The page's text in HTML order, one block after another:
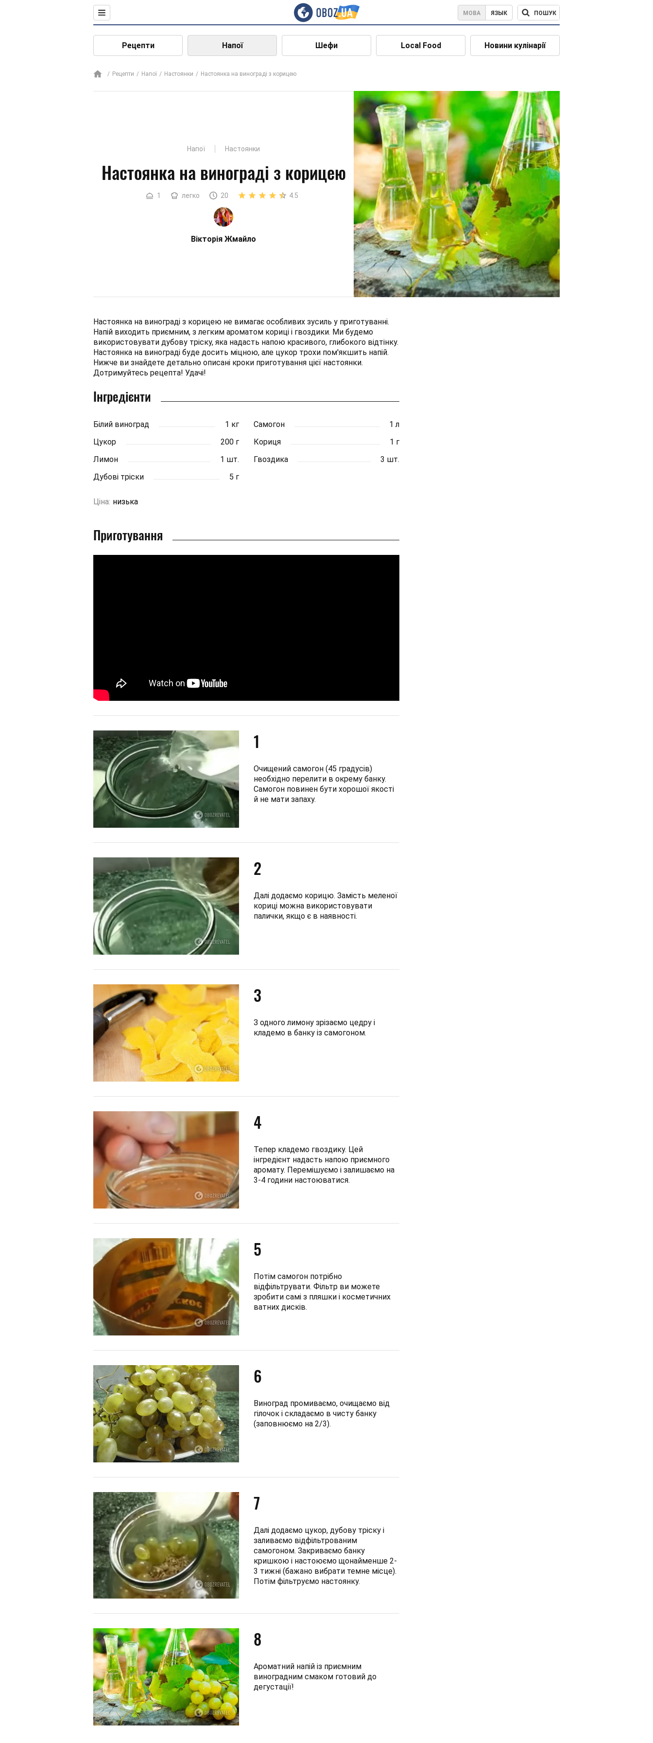
МОВА ЯЗЫК ПОШУК
Рецепти Напої Шефи Local Food Новини кулінарії
Рецепти Напої Настоянки Настоянка на винограді з корицею
Напої Настоянки
Настоянка на винограді з корицею
1 легко 20 4.5
Вікторія Жмайло
Настоянка на винограді з корицею не вимагає особливих зусиль у приготуванні.
Напій виходить приємним, з легким ароматом кориці і гвоздики. Ми будемо
використовувати дубову тріску, яка надасть напою красивого, глибокого відтінку.
Настоянка на винограді буде досить міцною, але цукор трохи пом'якшить напій.
Нижче ви знайдете детально описані кроки приготування цієї настоянки.
Дотримуйтесь рецепта! Удачі!
Інгредієнти
Білий виноград 1 кг Самогон
1 л
Цукор
200 г Кориця
1 г
Лимон
1 шт. Гвоздика
3 шт.
Дубові тріски
5 г
Ціна: низька
Приготування
1
Очищений самогон (45 градусів)
необхідно перелити в окрему банку.
Самогон повинен бути хорошої якості
й не мати запаху.
2
Далі додаємо корицю. Замість меленої
кориці можна використовувати
палички, якщо є в наявності.
3
З одного лимону зрізаємо цедру і
кладемо в банку із самогоном.
4
Тепер кладемо гвоздику. Цей
інгредієнт надасть напою приємного
аромату. Перемішуємо і залишаємо на
3-4 години настоюватися.
5
Потім самогон потрібно
відфільтрувати. Фільтр ви можете
зробити самі з пляшки і косметичних
ватних дисків.
6
Виноград промиваємо, очищаємо від
гілочок і складаємо в чисту банку
(заповнюємо на 2/3).
7
Далі додаємо цукор, дубову тріску і
заливаємо відфільтрованим
самогоном. Закриваємо банку
кришкою і настоюємо щонайменше 2-
3 тижні (бажано вибрати темне місце).
Потім фільтруємо настоянку.
8
Ароматний напій із приємним
виноградним смаком готовий до
дегустації!